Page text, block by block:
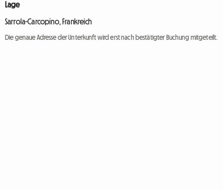
Lage
Sarrola-Carcopino, Frankreich
Die genaue Adresse der Unterkunft wird erst nach bestätigter Buchung mitgeteilt.